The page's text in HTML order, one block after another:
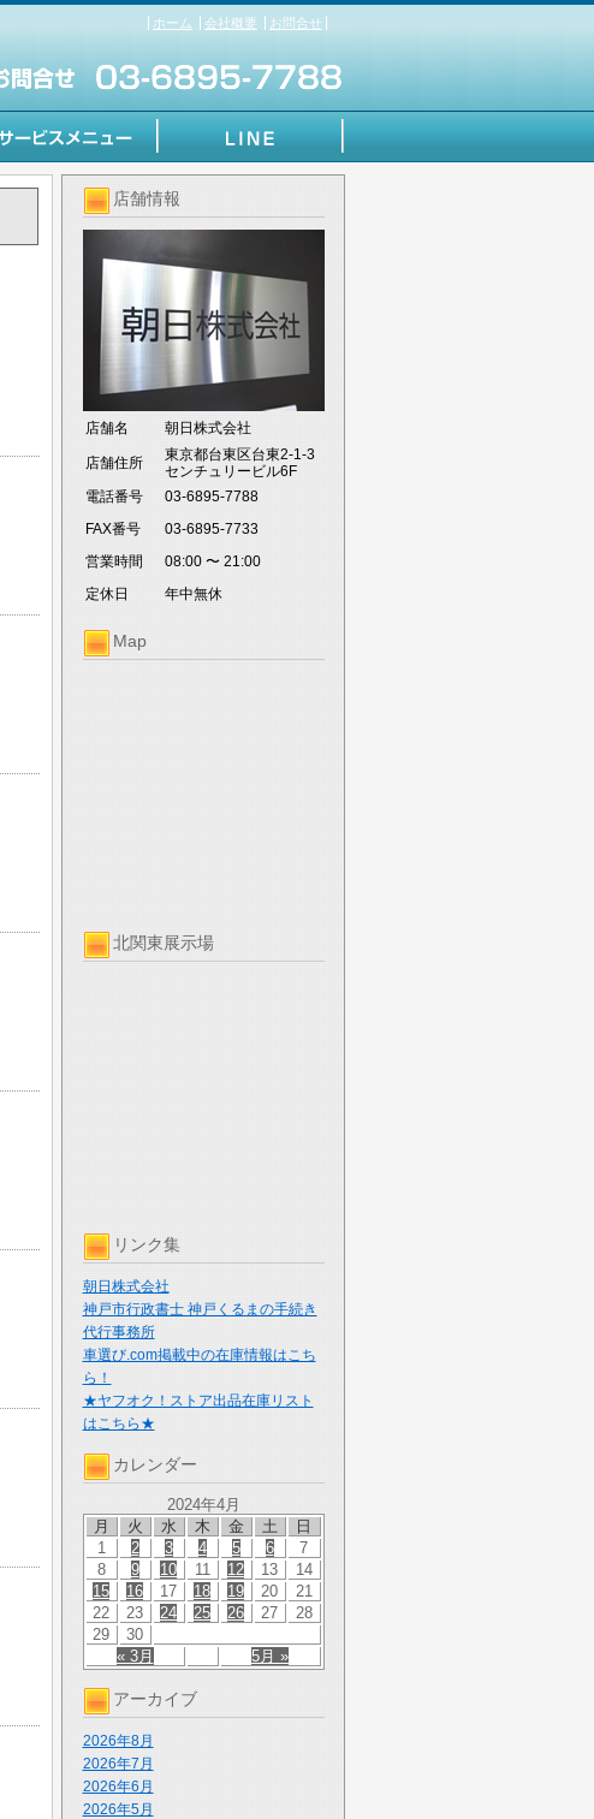
ホーム 会社概要 お問合せ
店舗情報
店舗名 朝日株式会社
店舗住所
東京都台東区台東2-1-3
センチュリービル6F
電話番号
03-6895-7788
FAX番号
03-6895-7733
営業時間
08:00 〜 21:00
定休日
年中無休
Map
北関東展示場
リンク集
朝日株式会社
神戸市行政書士 神戸くるまの手続き
代行事務所
車選び.com掲載中の在庫情報はこち
ら！
★ヤフオク！ストア出品在庫リスト
はこちら★
カレンダー
2024年4月
月
火 水 木 金 土 日
« 3月 5月 »
1 2 3 4 5 6
7
8
9 10 11 12 13
14
15
16 17 18 19 20
21
22
23 24 25 26 27
28
29
30
アーカイブ
2026年8月
2026年7月
2026年6月
2026年5月